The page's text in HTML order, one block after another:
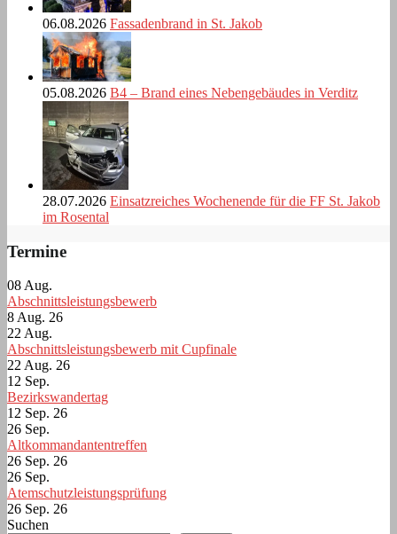
06.08.2026 Fassadenbrand in St. Jakob
05.08.2026 B4 – Brand eines Nebengebäudes in Verditz
28.07.2026 Einsatzreiches Wochenende für die FF St. Jakob
im Rosental
Termine
08 Aug.
Abschnittsleistungsbewerb
8 Aug. 26
22 Aug.
Abschnittsleistungsbewerb mit Cupfinale
22 Aug. 26
12 Sep.
Bezirkswandertag
12 Sep. 26
26 Sep.
Altkommandantentreffen
26 Sep. 26
26 Sep.
Atemschutzleistungsprüfung
26 Sep. 26
Suchen